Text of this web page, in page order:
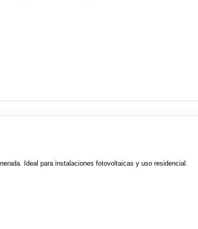
Ideal para instalaciones fotovoltaicas y uso residencial.